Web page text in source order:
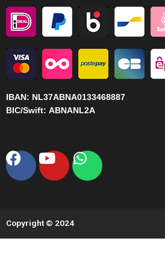
IBAN: NL37ABNA0133468887
BIC/Swift: ABNANL2A
Facebook
YoutubeWhatsapp
Copyright © 2024